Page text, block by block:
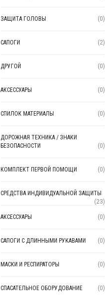
ЗАЩИТА ГОЛОВЫ (0)
САПОГИ (2)
ДРУГОЙ (0)
АКСЕССУАРЫ (0)
СПИЛОК МАТЕРИАЛЫ (0)
ДОРОЖНАЯ ТЕХНИКА / ЗНАКИ
БЕЗОПАСНОСТИ
(0)
КОМПЛЕКТ ПЕРВОЙ ПОМОЩИ (0)
СРЕДСТВА ИНДИВИДУАЛЬНОЙ ЗАЩИТЫ
(23)
АКСЕССУАРЫ (0)
САПОГИ С ДЛИННЫМИ РУКАВАМИ (0)
МАСКИ И РЕСПИРАТОРЫ (0)
СПАСАТЕЛЬНОЕ ОБОРУДОВАНИЕ (0)